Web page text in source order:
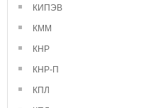
КИПЭВ
КММ
КНР
КНР-П
КПЛ